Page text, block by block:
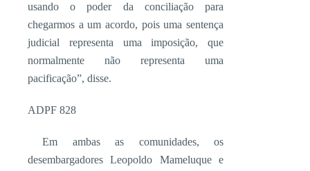
usando o poder da conciliação para
chegarmos a um acordo, pois uma sentença
judicial representa uma imposição, que
normalmente não representa uma
pacificação”, disse.
ADPF 828
Em ambas as comunidades, os
desembargadores Leopoldo Mameluque e